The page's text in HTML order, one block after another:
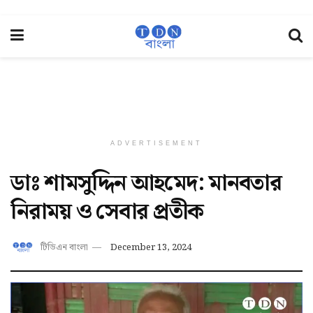
ADVERTISEMENT
ডাঃ শামসুদ্দিন আহমেদ: মানবতার
নিরাময় ও সেবার প্রতীক
টিডিএন বাংলা December 13, 2024